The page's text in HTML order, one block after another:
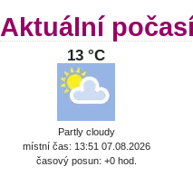
Aktuální
13 °C
Partly cloudy
místní čas: 13:51 07.08.2026
časový posun: +0 hod.